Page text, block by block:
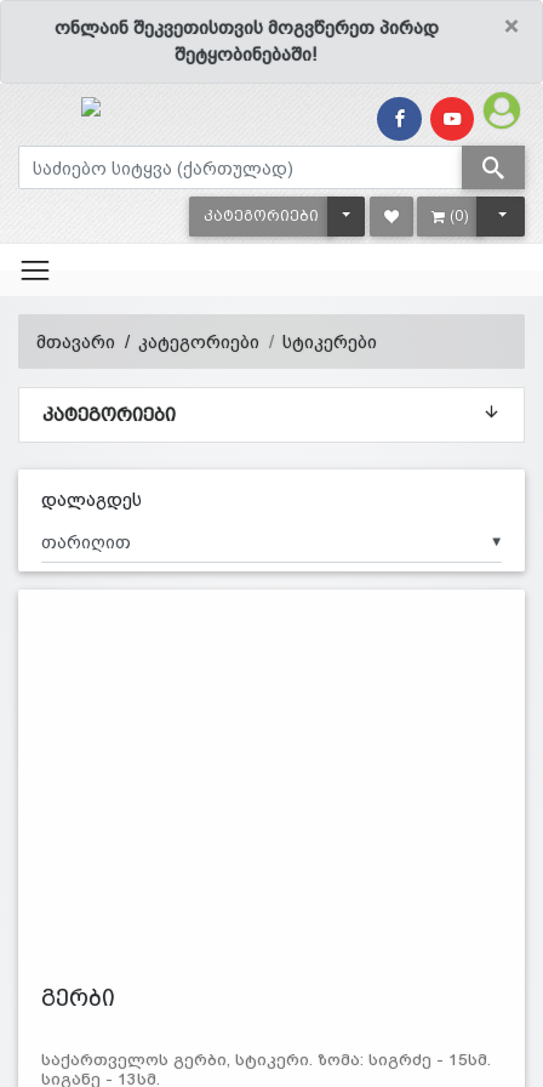
×
ონლაინ შეკვეთისთვის მოგვწერეთ პირად
შეტყობინებაში!
ᲙᲐᲢᲔᲒᲝᲠᲘᲔᲑᲘ TOGGLE DROPDOWN
(0)
მთავარი კატეგორიები სტიკერები
ᲙᲐᲢᲔᲒᲝᲠᲘᲔᲑᲘ
დალაგდეს
▼
გერბი
საქართველოს გერბი, სტიკერი. ზომა: სიგრძე - 15სმ.
სიგანე - 13სმ.